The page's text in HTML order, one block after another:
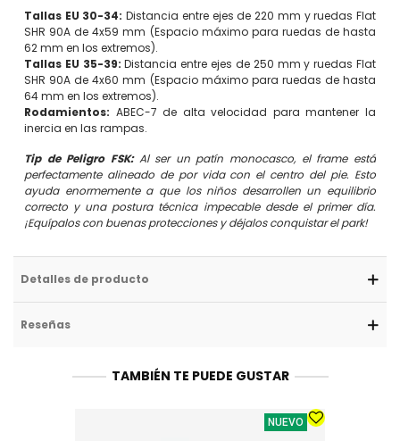
Tallas EU 30-34: Distancia entre ejes de 220 mm y ruedas Flat
SHR 90A de 4x59 mm (Espacio máximo para ruedas de hasta
62 mm en los extremos).
Tallas EU 35-39: Distancia entre ejes de 250 mm y ruedas Flat
SHR 90A de 4x60 mm (Espacio máximo para ruedas de hasta
64 mm en los extremos).
Rodamientos: ABEC-7 de alta velocidad para mantener la
inercia en las rampas.
Tip de Peligro FSK:Al ser un patín monocasco, el frame está
perfectamente alineado de por vida con el centro del pie. Esto
ayuda enormemente a que los niños desarrollen un equilibrio
correcto y una postura técnica impecable desde el primer día.
¡Equípalos con buenas protecciones y déjalos conquistar el park!
Detalles de producto
Reseñas
TAMBIÉN TE PUEDE GUSTAR
NUEVO